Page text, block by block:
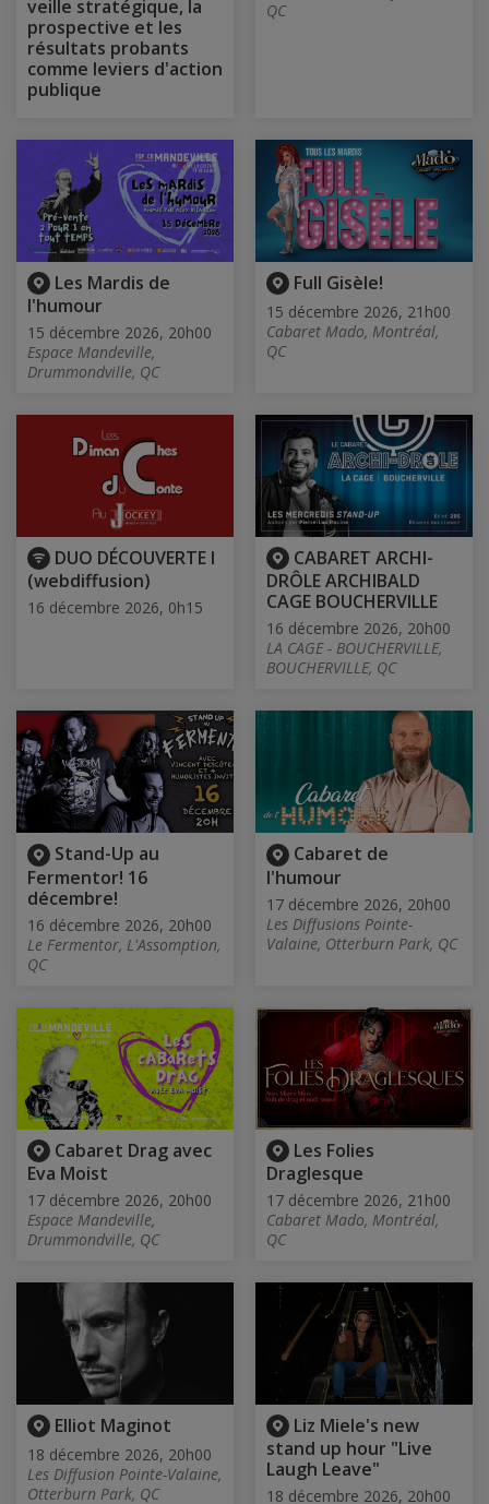
veille stratégique, la
prospective et les
résultats probants
comme leviers d'action
publique
QC
Les Mardis de
l'humour
15 décembre 2026, 20h00
Espace Mandeville,
Drummondville, QC
Full Gisèle!
15 décembre 2026, 21h00
Cabaret Mado, Montréal,
QC
DUO DÉCOUVERTE I
(webdiffusion)
16 décembre 2026, 0h15
CABARET ARCHI-
DRÔLE ARCHIBALD
CAGE BOUCHERVILLE
16 décembre 2026, 20h00
LA CAGE - BOUCHERVILLE,
BOUCHERVILLE, QC
Stand-Up au
Fermentor! 16
décembre!
16 décembre 2026, 20h00
Le Fermentor, L'Assomption,
QC
Cabaret de
l'humour
17 décembre 2026, 20h00
Les Diffusions Pointe-
Valaine, Otterburn Park, QC
Cabaret Drag avec
Eva Moist
17 décembre 2026, 20h00
Espace Mandeville,
Drummondville, QC
Les Folies
Draglesque
17 décembre 2026, 21h00
Cabaret Mado, Montréal,
QC
Elliot Maginot
18 décembre 2026, 20h00
Les Diffusion Pointe-Valaine,
Otterburn Park, QC
Liz Miele's new
stand up hour "Live
Laugh Leave"
18 décembre 2026, 20h00